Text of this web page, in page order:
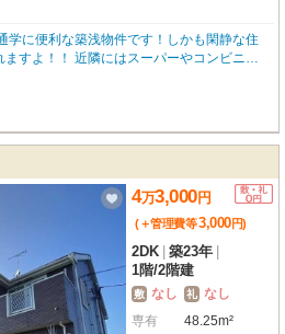
学に便利な築浅物件です！しかも閑静な住
すよ！！ 近隣にはスーパーやコンビニを
りますので、日常生活にも便利です。バ
濯機置場、エアコン、独立洗面台、2口ガ
！さらにロフト付ですので、使い方次第で
きます！！ネット無料物件ですので、Wifi
せず使えますよ。
4万3,000円
(＋管理費等3,000円)
2DK 築23年
1階/2階建
敷 なし 礼 なし
専有
48.25m²